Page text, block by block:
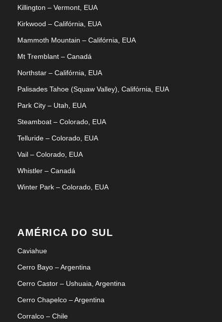
Killington – Vermont, EUA
Kirkwood – Califórnia, EUA
Mammoth Mountain – Califórnia, EUA
Mt Tremblant – Canadá
Northstar – Califórnia, EUA
Palisades Tahoe (Squaw Valley), Califórnia, EUA
Park City – Utah, EUA
Steamboat – Colorado, EUA
Telluride – Colorado, EUA
Vail – Colorado, EUA
Whistler – Canadá
Winter Park – Colorado, EUA
AMÉRICA DO SUL
Caviahue
Cerro Bayo – Argentina
Cerro Castor – Ushuaia, Argentina
Cerro Chapelco – Argentina
Corralco – Chile